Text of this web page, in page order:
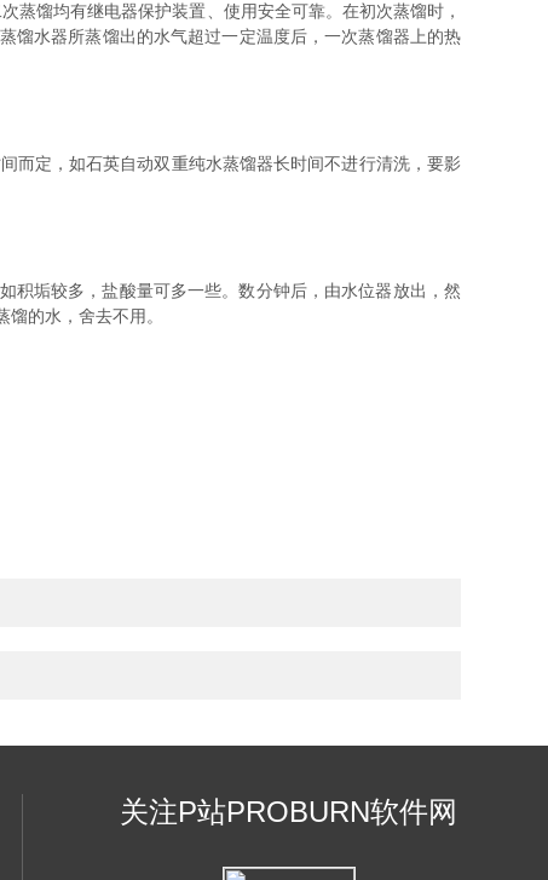
馏均有继电器保护装置、使用安全可靠。在初次蒸馏时，
馏水器所蒸馏出的水气超过一定温度后，一次蒸馏器上的热
而定，如石英自动双重纯水蒸馏器长时间不进行清洗，要影
垢较多，盐酸量可多一些。数分钟后，由水位器放出，然
的水，舍去不用。
关注P站PROBURN软件网